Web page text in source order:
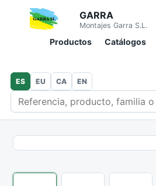
GARRA
Montajes Garra S.L.
Productos Catálogos
Buscar en catálogo
ES EU CA EN